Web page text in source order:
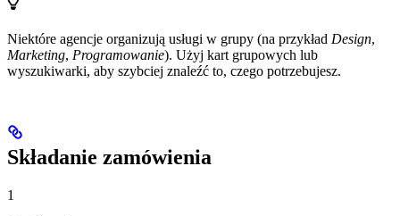
Niektóre agencje organizują usługi w grupy (na przykład Design,
Marketing, Programowanie). Użyj kart grupowych lub
wyszukiwarki, aby szybciej znaleźć to, czego potrzebujesz.
Składanie zamówienia
1